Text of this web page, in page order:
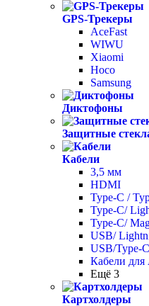
GPS-Трекеры
AceFast
WIWU
Xiaomi
Hoco
Samsung
Диктофоны
Защитные
Кабели
3,5 мм
HDMI
Type-C /
Type-C/
Type-C/
USB/
USB/Type-C
Кабели для
Ещё 3
Картхолдеры